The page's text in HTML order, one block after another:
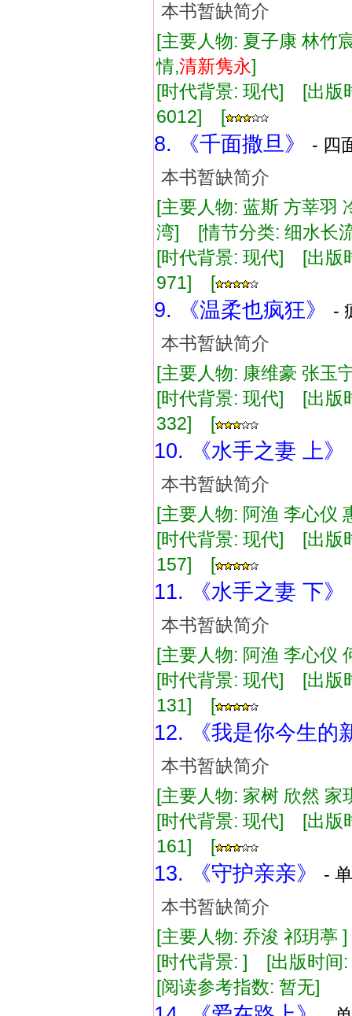
本书暂缺简介
[主要人物: 夏子康 林
情,清新隽永]
[时代背景: 现代] [出
6012] [
8. 《千面撒旦》
- 四
本书暂缺简介
[主要人物: 蓝斯 方莘羽
湾] [情节分类: 细水长
[时代背景: 现代] [出
971] [
9. 《温柔也疯狂》
-
本书暂缺简介
[主要人物: 康维豪 张
[时代背景: 现代] [出
332] [
10. 《水手之妻 上》
本书暂缺简介
[主要人物: 阿渔 李心
[时代背景: 现代] [出
157] [
11. 《水手之妻 下》
本书暂缺简介
[主要人物: 阿渔 李心
[时代背景: 现代] [出
131] [
12. 《我是你今生的
本书暂缺简介
[主要人物: 家树 欣然
[时代背景: 现代] [出
161] [
13. 《守护亲亲》
-
本书暂缺简介
[主要人物: 乔浚 祁玥
[时代背景: ] [出版时
[阅读参考指数: 暂无]